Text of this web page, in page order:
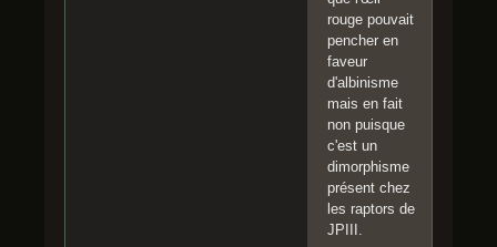
rouge pouvait
pencher en
faveur
d'albinisme
mais en fait
non puisque
c'est un
dimorphisme
présent chez
les raptors de
JPIII.